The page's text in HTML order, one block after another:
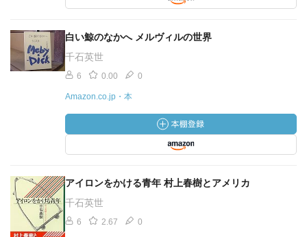
白い鯨のなかへ メルヴィルの世界
千石英世
6 0.00 0
Amazon.co.jp・本
アイロンをかける青年 村上春樹とアメリカ
千石英世
6 2.67 0